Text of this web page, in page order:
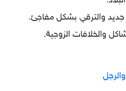
والترقي بشكل مفاجئ.
والخلافات الزوجية.